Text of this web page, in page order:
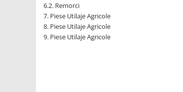
1.8.2. Cutii viteze
1.8.3. Ambreiaje
6.2. Remorci
7. Piese Utilaje Agricole
8. Piese Utilaje Agricole
9. Piese Utilaje Agricole